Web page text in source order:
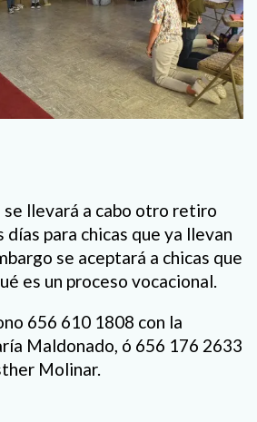
llevará a cabo otro retiro
para chicas que ya llevan
se aceptará a chicas que
es un proceso vocacional.
656 610 1808 con la
Maldonado, ó 656 176 2633
Molinar.